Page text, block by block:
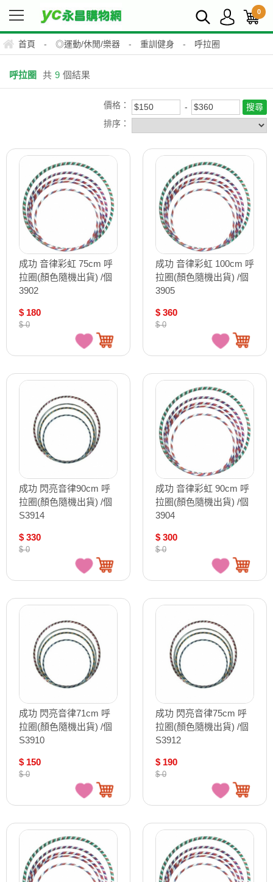
0
首頁 - ◎運動/休閒/樂器 - 重訓健身 - 呼拉圈
呼拉圈 共 9 個結果
價格：
排序：
成功 音律彩虹 75cm 呼
拉圈(顏色隨機出貨) /個
3902
$ 180
$ 0
成功 音律彩虹 100cm 呼
拉圈(顏色隨機出貨) /個
3905
$ 360
$ 0
成功 閃亮音律90cm 呼
拉圈(顏色隨機出貨) /個
S3914
$ 330
$ 0
成功 音律彩虹 90cm 呼
拉圈(顏色隨機出貨) /個
3904
$ 300
$ 0
成功 閃亮音律71cm 呼
拉圈(顏色隨機出貨) /個
S3910
$ 150
$ 0
成功 閃亮音律75cm 呼
拉圈(顏色隨機出貨) /個
S3912
$ 190
$ 0